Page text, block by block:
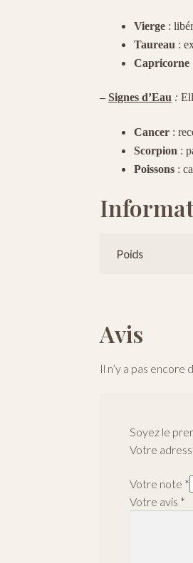
Vierge :
Taureau :
Capricorne
–Signes d’Eau :
Cancer :
Scorpion :
Poissons :
Poids
Avis
Il n’y a pas encore
Soyez le
Votre
Votre note *
Votre avis *